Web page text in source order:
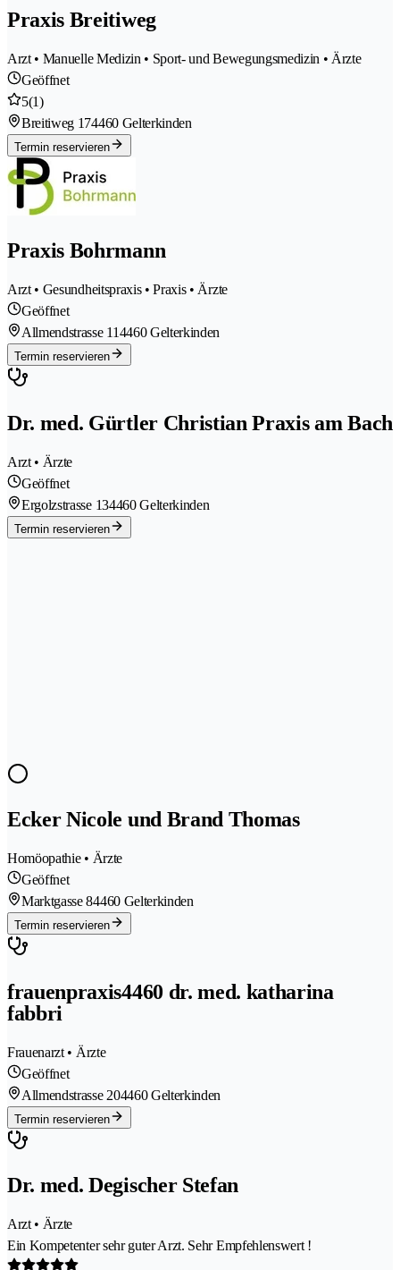
Praxis Breitiweg
Arzt • Manuelle Medizin • Sport- und Bewegungsmedizin • Ärzte
Geöffnet
5(1)
Breitiweg 174460 Gelterkinden
Termin reservieren
Praxis Bohrmann
Arzt • Gesundheitspraxis • Praxis • Ärzte
Geöffnet
Allmendstrasse 114460 Gelterkinden
Termin reservieren
Dr. med. Gürtler Christian Praxis am Bach
Arzt • Ärzte
Geöffnet
Ergolzstrasse 134460 Gelterkinden
Termin reservieren
Ecker Nicole und Brand Thomas
Homöopathie • Ärzte
Geöffnet
Marktgasse 84460 Gelterkinden
Termin reservieren
frauenpraxis4460 dr. med. katharina
fabbri
Frauenarzt • Ärzte
Geöffnet
Allmendstrasse 204460 Gelterkinden
Termin reservieren
Dr. med. Degischer Stefan
Arzt • Ärzte
Ein Kompetenter sehr guter Arzt. Sehr Empfehlenswert !